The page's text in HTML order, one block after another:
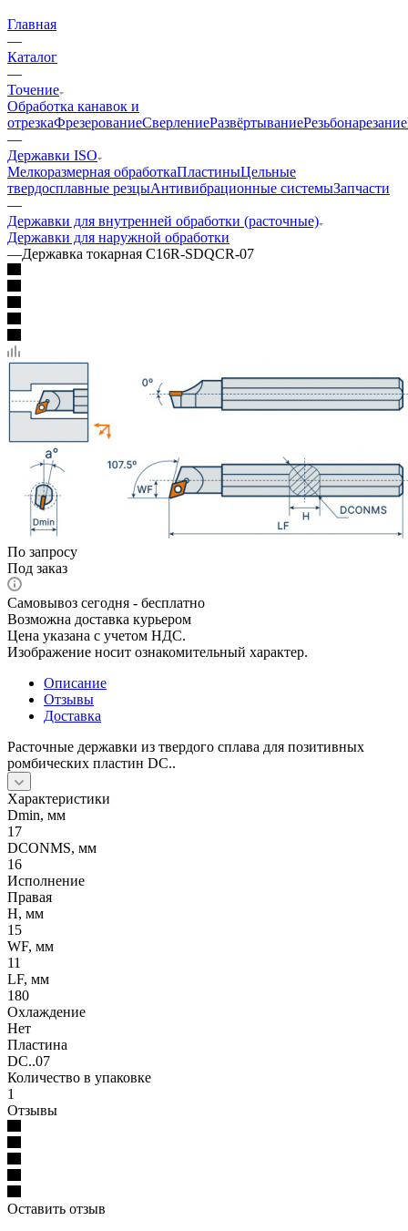
Главная
—
Каталог
—
Точение
Обработка канавок и
отрезкаФрезерованиеСверлениеРазвёртываниеРезьбонарезание
—
Державки ISO
Мелкоразмерная обработкаПластиныЦельные
твердосплавные резцыАнтивибрационные системыЗапчасти
—
Державки для внутренней обработки (расточные)
Державки для наружной обработки
—Державка токарная C16R-SDQCR-07
По запросу
Под заказ
Самовывоз сегодня - бесплатно
Возможна доставка курьером
Цена указана с учетом НДС.
Изображение носит ознакомительный характер.
Описание
Отзывы
Доставка
Расточные державки из твердого сплава для позитивных
ромбических пластин DC..
Характеристики
Dmin, мм
17
DCONMS, мм
16
Исполнение
Правая
H, мм
15
WF, мм
11
LF, мм
180
Охлаждение
Нет
Пластина
DC..07
Количество в упаковке
1
Отзывы
Оставить отзыв